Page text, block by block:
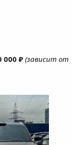
000 ₽ (зависит от